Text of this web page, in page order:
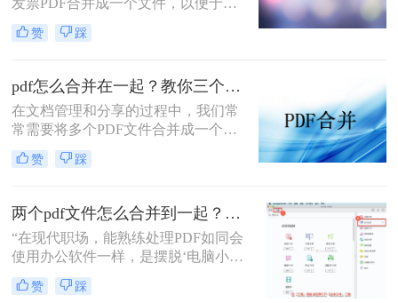
件。
档、分享或打印。那么两张发票pdf合
并成一个文件怎么弄呢？本文将介绍
的方法。
赞 踩
pdf怎么合并在一起？教你三个好用办法！
在文档管理和分享的过程中，我们常
常需要将多个PDF文件合并成一个单
一的文件，以简化发送、存储或打印
的过程。无论是为了创建综合报告、
握pdf怎么合并在一起是一项非常实用
的技能。本文将介绍三种不同的PDF
合并方法。
赞 踩
两个pdf文件怎么合并到一起？3分钟教会你5种专业方法，最后一招绝了！
“在现代职场，能熟练处理PDF如同会
使用办公软件一样，是摆脱‘电脑小
白’标签、提升个人效率的隐形核心竞
争力。”——小编“领导刚把项目合同
赞 踩